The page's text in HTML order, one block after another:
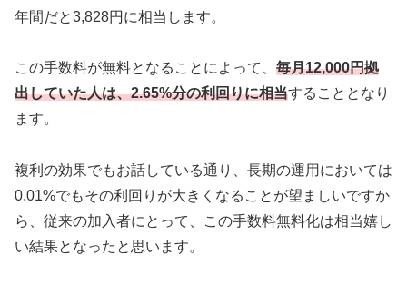
年間だと3,828円に相当します。
この手数料が無料となることによって、 毎月12,000円拠
出していた人は、2.65%分の利回りに相当することとなり
ます。
複利の効果でもお話している通り、長期の運用においては
0.01%でもその利回りが大きくなることが望ましいですか
ら、従来の加入者にとって、この手数料無料化は相当嬉し
い結果となったと思います。